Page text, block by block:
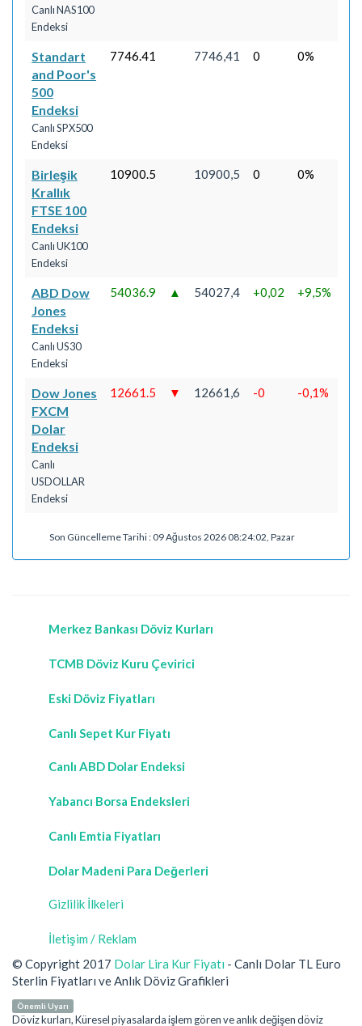
Canlı NAS100
Endeksi
Standart
and Poor's
500
Endeksi
Canlı SPX500
Endeksi
7746.41 7746,41 0 0%
Birleşik
Krallık
FTSE 100
Endeksi
Canlı UK100
Endeksi
10900.5 10900,5 0 0%
ABD Dow
Jones
Endeksi
Canlı US30
Endeksi
54036.9 ▲ 54027,4 +0,02 +9,5%
Dow Jones
FXCM
Dolar
Endeksi
Canlı
USDOLLAR
Endeksi
12661.5 ▼ 12661,6 -0 -0,1%
Son Güncelleme Tarihi : 09 Ağustos 2026 08:24:02, Pazar
Merkez Bankası Döviz Kurları
TCMB Döviz Kuru Çevirici
Eski Döviz Fiyatları
Canlı Sepet Kur Fiyatı
Canlı ABD Dolar Endeksi
Yabancı Borsa Endeksleri
Canlı Emtia Fiyatları
Dolar Madeni Para Değerleri
Gizlilik İlkeleri
İletişim / Reklam
© Copyright 2017 Dolar Lira Kur Fiyatı - Canlı Dolar TL Euro
Sterlin Fiyatları ve Anlık Döviz Grafikleri
Önemli Uyarı
Döviz kurları, Küresel piyasalarda işlem gören ve anlık değişen döviz